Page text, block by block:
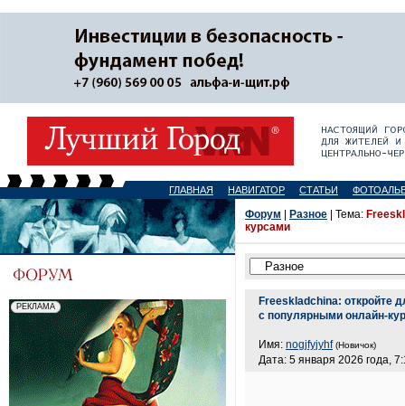
ГЛАВНАЯ НАВИГАТОР СТАТЬИ
Форум Разное | Тема:
курсами
Freeskladchina: откройте
с популярными онлайн-
Имя: nogjfyjyhf (Новичок)
Дата: 5 января 2026 года,